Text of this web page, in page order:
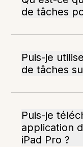
de tâches
Puis-je
de tâches
Puis-je
application
iPad Pro ?